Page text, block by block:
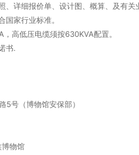
、详细报价单、设计图、概算、及有关
国家行业标准。
高低压电缆须按630KVA配置。
书.
5号（博物馆安保部）
馆